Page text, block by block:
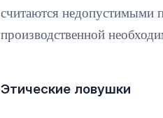
считаются недопустимыми
производственной
Этические ловушки